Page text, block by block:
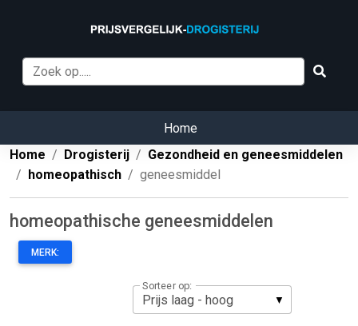
Home
Home
Drogisterij
Gezondheid en geneesmiddelen
homeopathisch
geneesmiddel
homeopathische geneesmiddelen
MERK:
Sorteer op: